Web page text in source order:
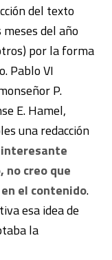
del texto
del año
por la forma
Pablo VI
P.
E. Hamel,
una redacción
interesante
no creo que
el contenido.
esa idea de
la